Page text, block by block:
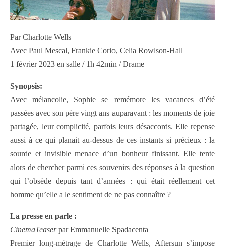
Par Charlotte Wells
Avec Paul Mescal, Frankie Corio, Celia Rowlson-Hall
1 février 2023 en salle / 1h 42min / Drame
Synopsis:
Avec mélancolie, Sophie se remémore les vacances d’été
passées avec son père vingt ans auparavant : les moments de joie
partagée, leur complicité, parfois leurs désaccords. Elle repense
aussi à ce qui planait au-dessus de ces instants si précieux : la
sourde et invisible menace d’un bonheur finissant. Elle tente
alors de chercher parmi ces souvenirs des réponses à la question
qui l’obsède depuis tant d’années : qui était réellement cet
homme qu’elle a le sentiment de ne pas connaître ?
La presse en parle :
CinemaTeaserpar Emmanuelle Spadacenta
Premier long-métrage de Charlotte Wells, Aftersun s’impose